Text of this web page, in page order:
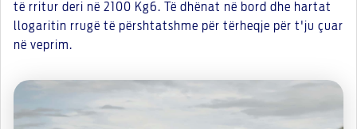
të rritur deri në 2100 Kg6. Të dhënat në bord dhe hartat
llogaritin rrugë të përshtatshme për tërheqje për t'ju çuar
në veprim.